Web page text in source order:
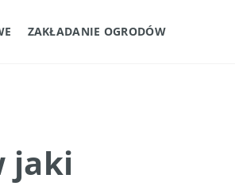
ZAKŁADANIE OGRODÓW
jaki